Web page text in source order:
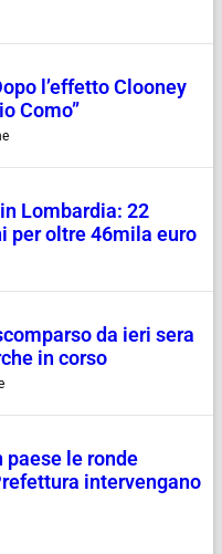
l’effetto Clooney
Como”
Lombardia: 22
per oltre 46mila euro
da ieri sera
in corso
paese le ronde
intervengano